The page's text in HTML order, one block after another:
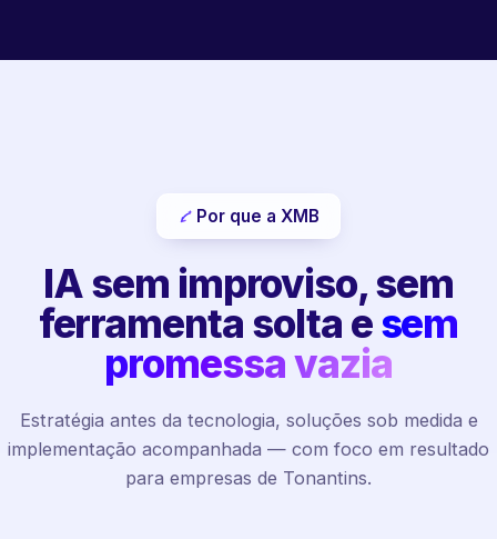
Por que a XMB
IA sem improviso, sem
ferramenta solta esem
promessa vazia
Estratégia antes da tecnologia, soluções sob medida e
implementação acompanhada — com foco em resultado
para empresas de Tonantins.